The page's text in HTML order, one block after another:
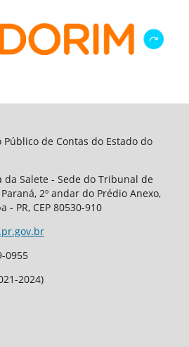
de Contas do Estado do
da Salete - Sede do Tribunal de
2º andar do Prédio Anexo,
- PR, CEP 80530-910
0955
2024)